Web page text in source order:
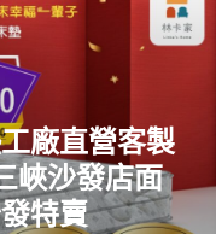
廠直營客製
峽沙發店面
特賣